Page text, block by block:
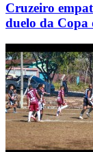
Cruzeiro
duelo da Copa